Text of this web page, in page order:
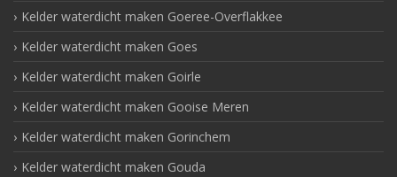
Kelder waterdicht maken Goeree-Overflakkee
Kelder waterdicht maken Goes
Kelder waterdicht maken Goirle
Kelder waterdicht maken Gooise Meren
Kelder waterdicht maken Gorinchem
Kelder waterdicht maken Gouda